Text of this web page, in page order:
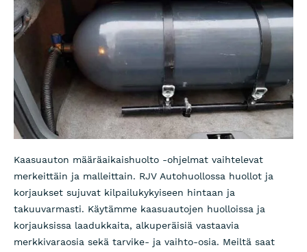
Kaasuauton määräaikaishuolto -ohjelmat vaihtelevat
merkeittäin ja malleittain. RJV Autohuollossa huollot ja
korjaukset sujuvat kilpailukykyiseen hintaan ja
takuuvarmasti. Käytämme kaasuautojen huolloissa ja
korjauksissa laadukkaita, alkuperäisiä vastaavia
merkkivaraosia sekä tarvike- ja vaihto-osia. Meiltä saat